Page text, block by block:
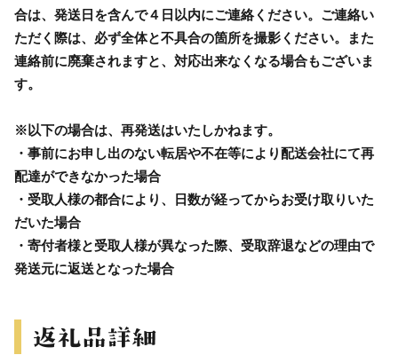
合は、発送日を含んで４日以内にご連絡ください。ご連絡い
ただく際は、必ず全体と不具合の箇所を撮影ください。また
連絡前に廃棄されますと、対応出来なくなる場合もございま
す。
※以下の場合は、再発送はいたしかねます。
・事前にお申し出のない転居や不在等により配送会社にて再
配達ができなかった場合
・受取人様の都合により、日数が経ってからお受け取りいた
だいた場合
・寄付者様と受取人様が異なった際、受取辞退などの理由で
発送元に返送となった場合